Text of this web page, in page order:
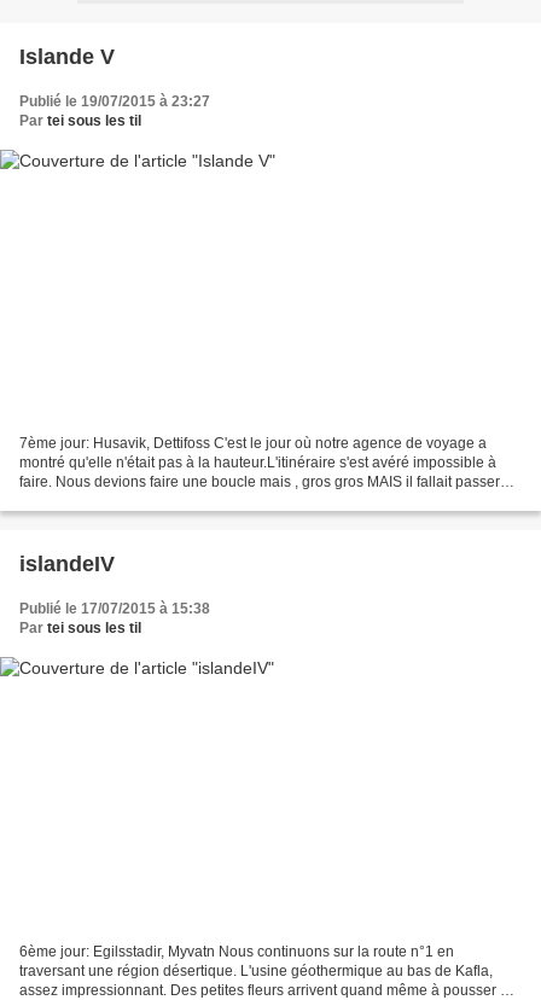
Islande V
Publié le 19/07/2015 à 23:27
Par tei sous les til
7ème jour: Husavik, Dettifoss C'est le jour où notre agence de voyage a
montré qu'elle n'était pas à la hauteur.L'itinéraire s'est avéré impossible à
faire. Nous devions faire une boucle mais , gros gros MAIS il fallait passer
islandeIV
Publié le 17/07/2015 à 15:38
Par tei sous les til
6ème jour: Egilsstadir, Myvatn Nous continuons sur la route n°1 en
traversant une région désertique. L'usine géothermique au bas de Kafla,
assez impressionnant. Des petites fleurs arrivent quand même à pousser par